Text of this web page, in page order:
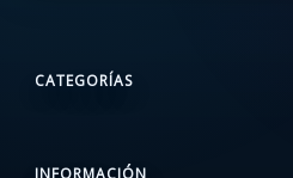
CATEGORÍAS
INFORMACIÓN